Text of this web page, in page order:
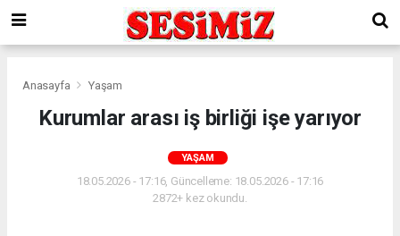
Anasayfa Yaşam
Kurumlar arası iş birliği işe yarıyor
YAŞAM
18.05.2026 - 17:16, Güncelleme: 18.05.2026 - 17:16
2872+ kez okundu.